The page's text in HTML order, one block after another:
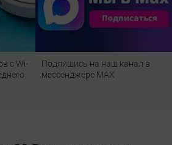
с Wi-
Подпишись на наш канал в
мессенджере МАХ